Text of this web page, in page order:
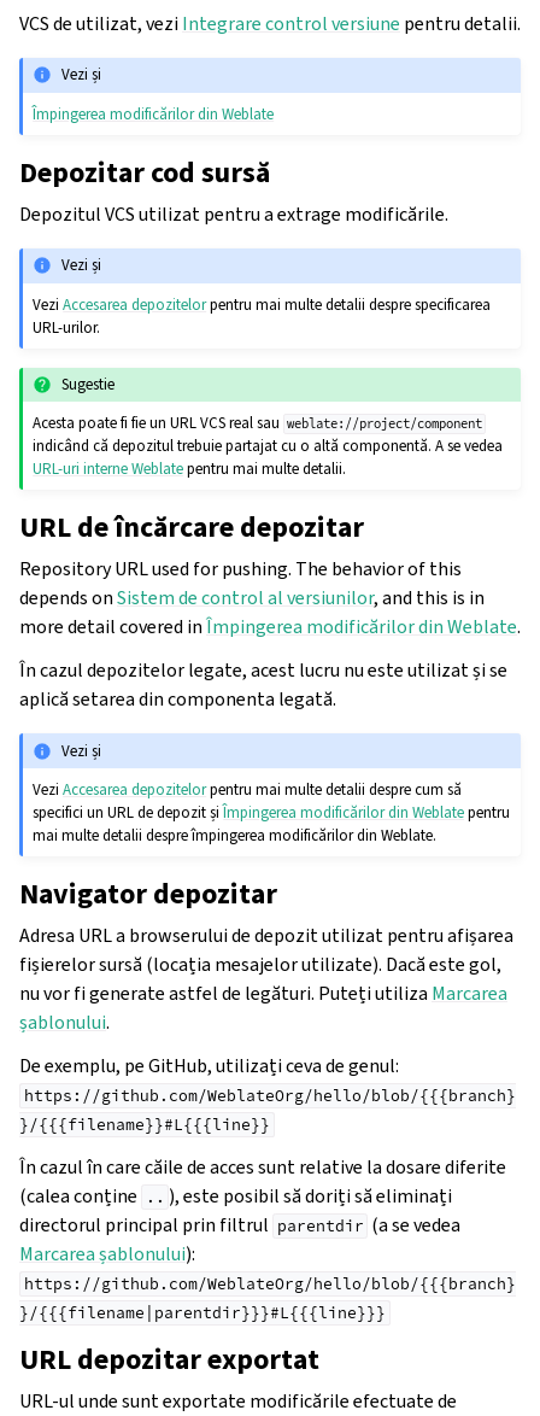
VCS de utilizat, veziIntegrare control versiune pentru detalii.
Vezi și
Împingerea modificărilor din Weblate
Depozitar cod sursă
Depozitul VCS utilizat pentru a extrage modificările.
Vezi și
VeziAccesarea depozitelorpentru mai multe detalii despre specificarea
URL-urilor.
Sugestie
Acesta poate fi fie un URL VCS real sau weblate://project/component
indicând că depozitul trebuie partajat cu o altă componentă. A se vedea
URL-uri interne Weblatepentru mai multe detalii.
URL de încărcare depozitar
Repository URL used for pushing. The behavior of this
depends onSistem de control al versiunilor, and this is in
more detail covered inÎmpingerea modificărilor din Weblate.
În cazul depozitelor legate, acest lucru nu este utilizat și se
aplică setarea din componenta legată.
Vezi și
VeziAccesarea depozitelorpentru mai multe detalii despre cum să
specifici un URL de depozit șiÎmpingerea modificărilor din Weblatepentru
mai multe detalii despre împingerea modificărilor din Weblate.
Navigator depozitar
Adresa URL a browserului de depozit utilizat pentru afișarea
fișierelor sursă (locația mesajelor utilizate). Dacă este gol,
nu vor fi generate astfel de legături. Puteți utiliza Marcarea
șablonului.
De exemplu, pe GitHub, utilizați ceva de genul:
https://github.com/WeblateOrg/hello/blob/{{{branch}
}/{{{filename}}#L{{{line}}
În cazul în care căile de acces sunt relative la dosare diferite
(calea conține
.. ), este posibil să doriți să eliminați
directorul principal prin filtrul parentdir (a se vedea
Marcarea șablonului):
https://github.com/WeblateOrg/hello/blob/{{{branch}
}/{{{filename|parentdir}}}#L{{{line}}}
URL depozitar exportat
URL-ul unde sunt exportate modificările efectuate de